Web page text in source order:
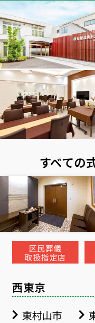
すべての
区民葬儀
取扱指定店
西東京
東村山市